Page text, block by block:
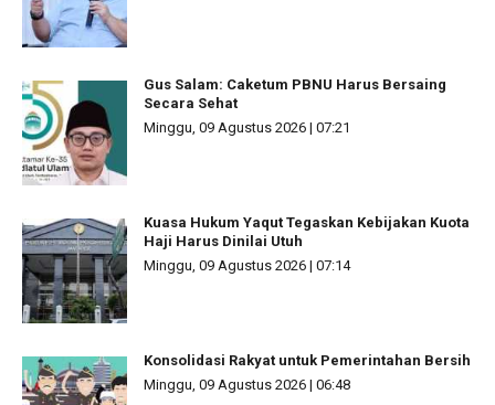
Gus Salam: Caketum PBNU Harus Bersaing
Secara Sehat
Minggu, 09 Agustus 2026 | 07:21
Kuasa Hukum Yaqut Tegaskan Kebijakan Kuota
Haji Harus Dinilai Utuh
Minggu, 09 Agustus 2026 | 07:14
Konsolidasi Rakyat untuk Pemerintahan Bersih
Minggu, 09 Agustus 2026 | 06:48